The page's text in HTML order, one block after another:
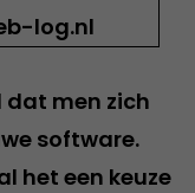
dat men zich
software.
het een keuze